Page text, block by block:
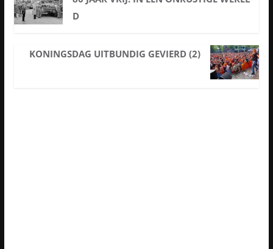
D
KONINGSDAG UITBUNDIG GEVIERD (2)